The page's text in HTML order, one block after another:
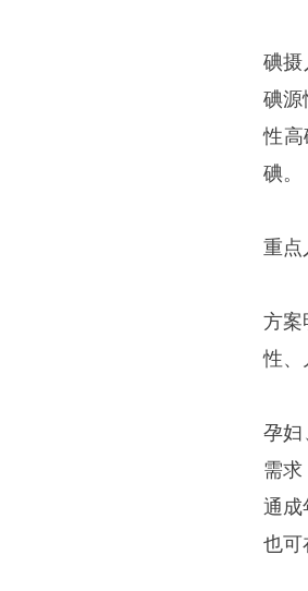
碘摄
碘源
性
碘。
重点
方案
性、
孕妇
需
通成
也可